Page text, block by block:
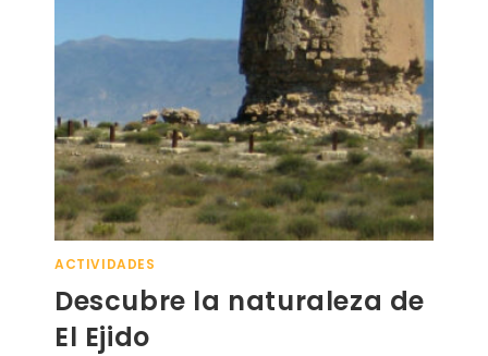
ACTIVIDADES
Descubre la naturaleza de
El Ejido